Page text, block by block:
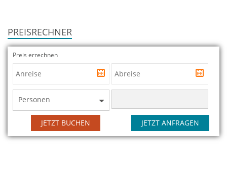
PREISRECHNER
Preis errechnen
Personen
JETZT ANFRAGEN
JETZT BUCHEN